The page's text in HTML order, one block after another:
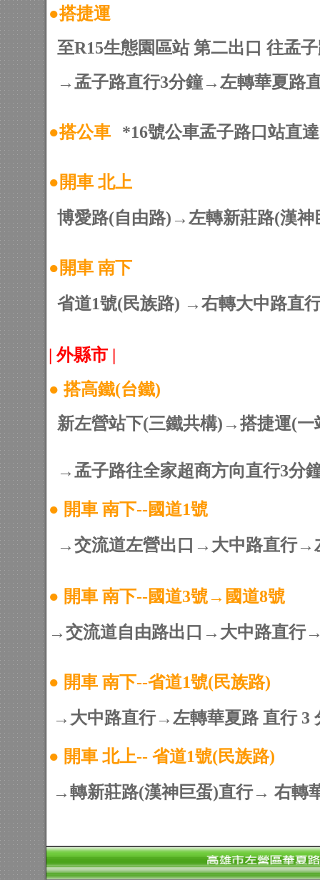
●搭捷運
至R15生態園區站 第二出口 往孟
→孟子路直行3分鐘→左轉華夏路
●搭公車 *16號公車孟子路口站直達
● 開車 北上
博愛路(自由路)→左轉新莊路(漢
● 開車 南下
省道1號(民族路) →右轉大中路直
| 外縣市 |
● 搭高鐵(台鐵)
新左營站下(三鐵共構)→搭捷運(
→孟子路往全家超商方向直行3分
● 開車 南下--國道1號
→交流道左營出口→大中路直行→
● 開車 南下--國道3號→國道8號
→交流道自由路出口→大中路直行
● 開車 南下--省道1號(民族路)
→大中路直行→左轉華夏路 直行 3
● 開車 北上-- 省道1號(民族路)
→轉新莊路(漢神巨蛋)直行→ 右轉